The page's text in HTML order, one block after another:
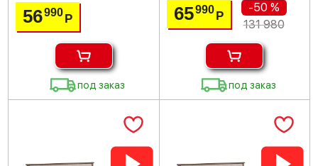
56990Р
под заказ
65990 Р
-50 %
131 980
под заказ